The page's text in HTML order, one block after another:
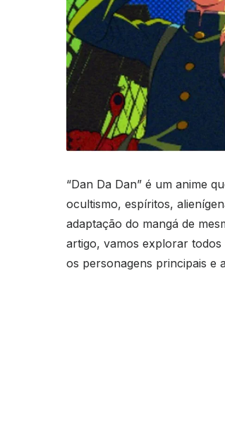
“Dan Da Dan” é um anime
ocultismo, espíritos,
adaptação do mangá de
artigo, vamos explorar todos
os personagens principais e